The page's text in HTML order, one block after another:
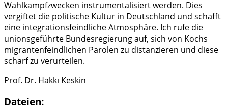
Wahlkampfzwecken instrumentalisiert werden. Dies
vergiftet die politische Kultur in Deutschland und schafft
eine integrationsfeindliche Atmosphäre. Ich rufe die
unionsgeführte Bundesregierung auf, sich von Kochs
migrantenfeindlichen Parolen zu distanzieren und diese
scharf zu verurteilen.
Prof. Dr. Hakkı Keskin
Dateien: